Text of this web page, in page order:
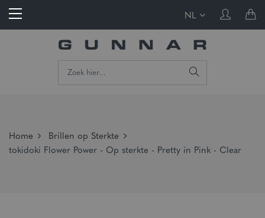
NL
Home
Brillen op Sterkte
tokidoki Flower Power - Op sterkte - Pretty in Pink - Clear